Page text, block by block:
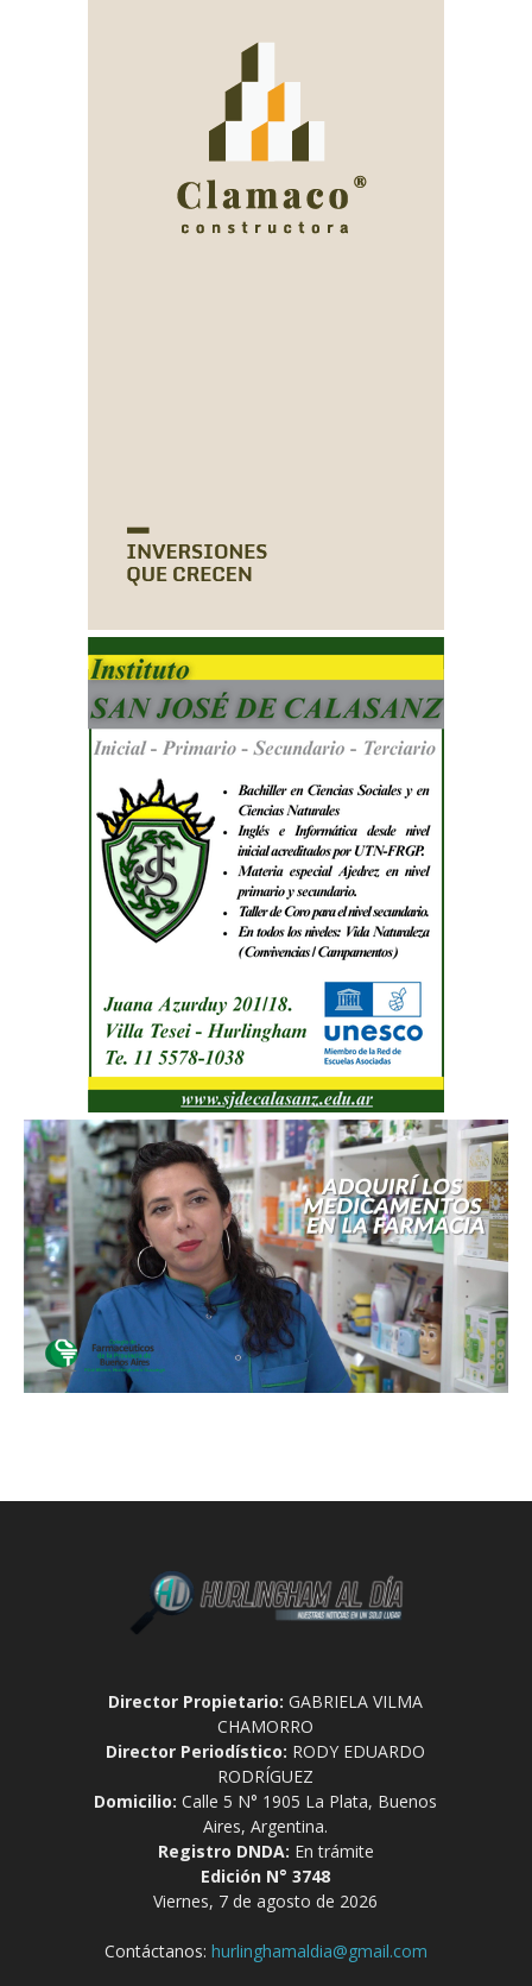
Director Propietario: GABRIELA VILMA
CHAMORRO
Director Periodístico: RODY EDUARDO
RODRÍGUEZ
Domicilio: Calle 5 N° 1905 La Plata, Buenos
Aires, Argentina.
Registro DNDA: En trámite
Edición N° 3748
Viernes, 7 de agosto de 2026
Contáctanos: hurlinghamaldia@gmail.com